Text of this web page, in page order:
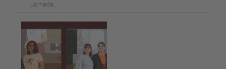
Jornada...